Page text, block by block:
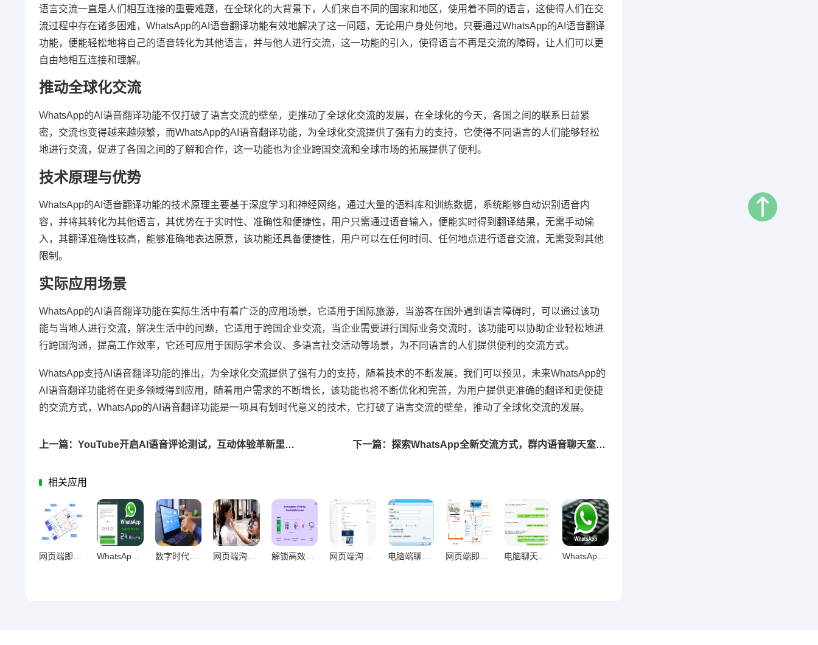
语言交流一直是人们相互连接的重要难题，在全球化的大背景下，人们来自不同的国家和地区，使用着不同的语言，这使得人们在交
流过程中存在诸多困难，WhatsApp的AI语音翻译功能有效地解决了这一问题，无论用户身处何地，只要通过WhatsApp的AI语音翻译
功能，便能轻松地将自己的语音转化为其他语言，并与他人进行交流，这一功能的引入，使得语言不再是交流的障碍，让人们可以更
自由地相互连接和理解。
推动全球化交流
WhatsApp的AI语音翻译功能不仅打破了语言交流的壁垒，更推动了全球化交流的发展，在全球化的今天，各国之间的联系日益紧
密，交流也变得越来越频繁，而WhatsApp的AI语音翻译功能，为全球化交流提供了强有力的支持，它使得不同语言的人们能够轻松
地进行交流，促进了各国之间的了解和合作，这一功能也为企业跨国交流和全球市场的拓展提供了便利。
技术原理与优势
WhatsApp的AI语音翻译功能的技术原理主要基于深度学习和神经网络，通过大量的语料库和训练数据，系统能够自动识别语音内
容，并将其转化为其他语言，其优势在于实时性、准确性和便捷性，用户只需通过语音输入，便能实时得到翻译结果，无需手动输
入，其翻译准确性较高，能够准确地表达原意，该功能还具备便捷性，用户可以在任何时间、任何地点进行语音交流，无需受到其他
限制。
实际应用场景
WhatsApp的AI语音翻译功能在实际生活中有着广泛的应用场景，它适用于国际旅游，当游客在国外遇到语言障碍时，可以通过该功
能与当地人进行交流，解决生活中的问题，它适用于跨国企业交流，当企业需要进行国际业务交流时，该功能可以协助企业轻松地进
行跨国沟通，提高工作效率，它还可应用于国际学术会议、多语言社交活动等场景，为不同语言的人们提供便利的交流方式。
WhatsApp支持AI语音翻译功能的推出，为全球化交流提供了强有力的支持，随着技术的不断发展，我们可以预见，未来WhatsApp的
AI语音翻译功能将在更多领域得到应用，随着用户需求的不断增长，该功能也将不断优化和完善，为用户提供更准确的翻译和更便捷
的交流方式，WhatsApp的AI语音翻译功能是一项具有划时代意义的技术，它打破了语言交流的壁垒，推动了全球化交流的发展。
上一篇：YouTube开启AI语音评论测试，互动体验革新里程碑 下一篇：探索WhatsApp全新交流方式，群内语音聊天室测试体验
相关应用
数字时代效率革命，电脑聊天工具对办公效率的长期影响探析 解锁高效办公新维度，WhatsApp网页版日常办公实用价值深度剖析 WhatsApp网页版深度解析，内容工作者的效率利器还是鸡肋？